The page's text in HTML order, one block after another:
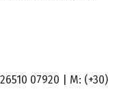
07920 | M: (+30)